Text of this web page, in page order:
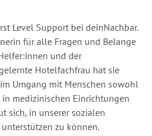
Level Support bei deinNachbar.
für alle Fragen und Belange
und der
Hotelfachfrau hat sie
Umgang mit Menschen sowohl
medizinischen Einrichtungen
sich, in unserer sozialen
zu können.